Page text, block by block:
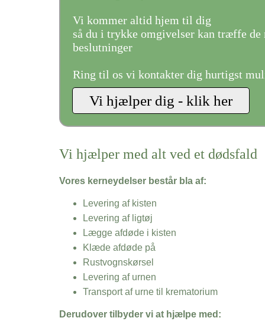
Vi kommer altid hjem til dig
så du i trykke omgivelser kan træffe de
beslutninger
Ring til os vi kontakter dig hurtigst
Vi hjælper med alt ved et dødsfald
Vores kerneydelser består bla af:
Levering af kisten
Levering af ligtøj
Lægge afdøde i kisten
Klæde afdøde på
Rustvognskørsel
Levering af urnen
Transport af urne til krematorium
Derudover tilbyder vi at hjælpe med: